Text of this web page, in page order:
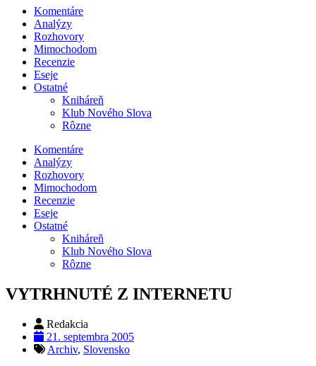
Komentáre
Analýzy
Rozhovory
Mimochodom
Recenzie
Eseje
Ostatné
Kniháreň
Klub Nového Slova
Rôzne
Komentáre
Analýzy
Rozhovory
Mimochodom
Recenzie
Eseje
Ostatné
Kniháreň
Klub Nového Slova
Rôzne
VYTRHNUTÉ Z INTERNETU
Redakcia
21. septembra 2005
Archiv, Slovensko